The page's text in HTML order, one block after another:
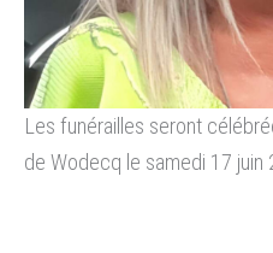
Les funérailles seront
de Wodecq le samedi 17 juin